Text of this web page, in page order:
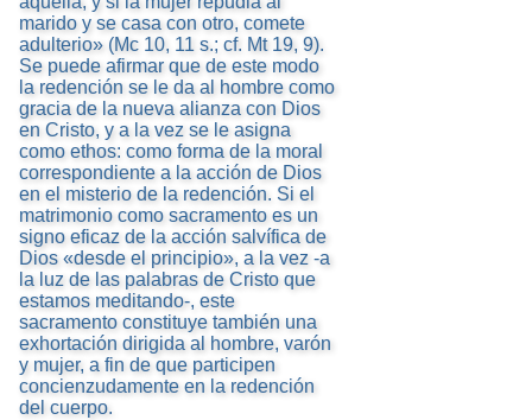
marido y se casa con otro, comete
adulterio» (Mc 10, 11 s.; cf. Mt 19, 9).
Se puede afirmar que de este modo
la redención se le da al hombre como
gracia de la nueva alianza con Dios
en Cristo, y a la vez se le asigna
como ethos: como forma de la moral
correspondiente a la acción de Dios
en el misterio de la redención. Si el
matrimonio como sacramento es un
signo eficaz de la acción salvífica de
Dios «desde el principio», a la vez -a
la luz de las palabras de Cristo que
estamos meditando-, este
sacramento constituye también una
exhortación dirigida al hombre, varón
y mujer, a fin de que participen
concienzudamente en la redención
del cuerpo.